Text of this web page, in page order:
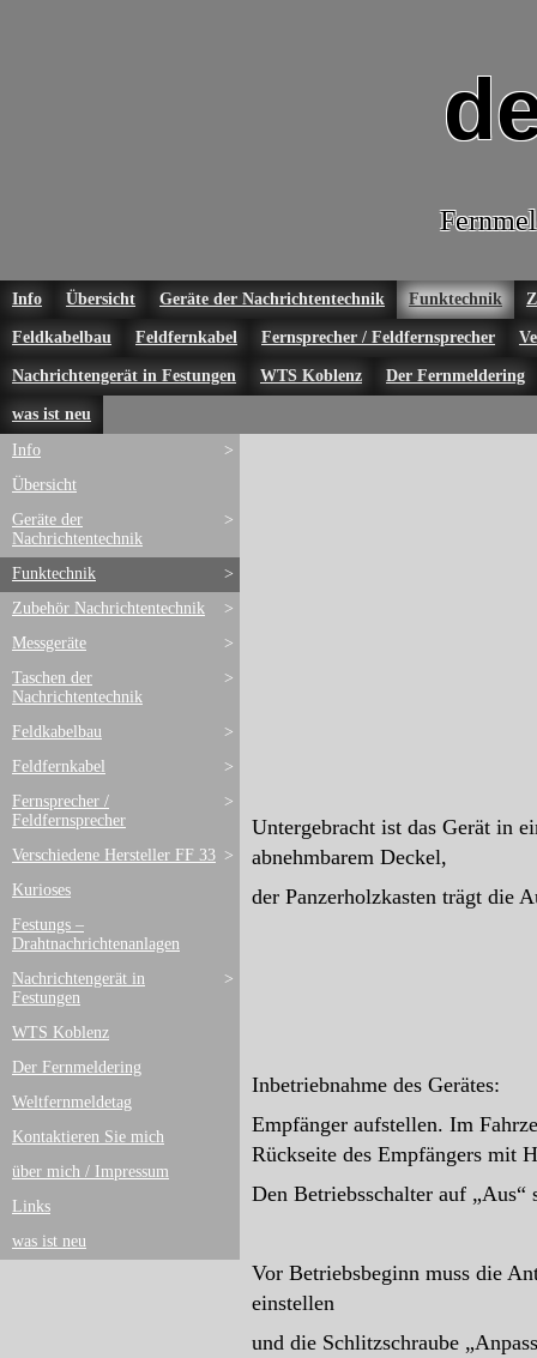
Info Übersicht Geräte der Nachrichtentechnik Funktechnik
Feldkabelbau Feldfernkabel Fernsprecher / Feldfernsprecher
Nachrichtengerät in Festungen WTS Koblenz Der Fernmeldering
was ist neu
>
Info
Übersicht
>
Geräte der
Nachrichtentechnik
>
Funktechnik
>
Zubehör Nachrichtentechnik
>
Messgeräte
>
Taschen der
Nachrichtentechnik
>
Feldkabelbau
>
Feldfernkabel
>
Fernsprecher /
Feldfernsprecher
>
Verschiedene Hersteller FF 33
Kurioses
Festungs –
Drahtnachrichtenanlagen
>
Nachrichtengerät in
Festungen
WTS Koblenz
Der Fernmeldering
Weltfernmeldetag
Kontaktieren Sie mich
über mich / Impressum
Links
was ist neu
Untergebracht ist das Gerät in
abnehmbarem Deckel,
der Panzerholzkasten trägt die
Inbetriebnahme des Gerätes:
Empfänger aufstellen. Im
Rückseite des Empfängers mit
Den Betriebsschalter auf
Vor Betriebsbeginn muss die
einstellen
und die Schlitzschraube